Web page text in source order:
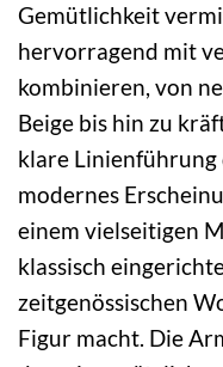
Gemütlichkeit
hervorragend mit
kombinieren, von
Beige bis hin zu
klare Linienführung
modernes
einem vielseitigen
klassisch
zeitgenössischen
Figur macht. Die